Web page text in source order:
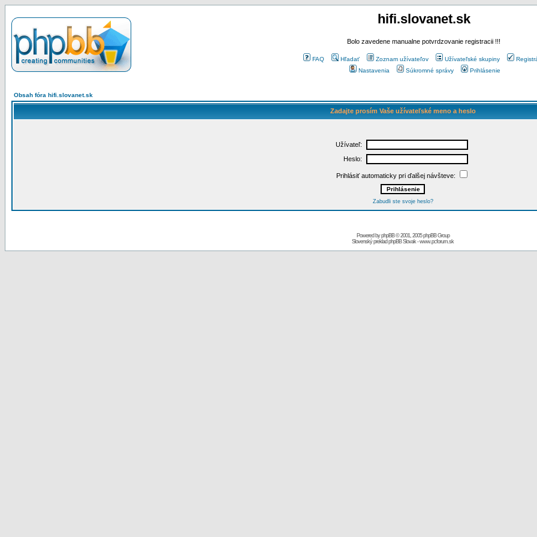
hifi.slovanet.sk
Bolo zavedene manualne potvrdzovanie registracii !!!
FAQ Hľadať Zoznam užívateľov Užívateľské skupiny
Nastavenia
Súkromné správy Prihlásenie
Obsah fóra hifi.slovanet.sk
Zadajte prosím Vaše užívateľské meno a heslo
Užívateľ:
Heslo:
Prihlásiť automaticky pri ďalšej návšteve:
Zabudli ste svoje heslo?
Powered byphpBB© 2001, 2005 phpBB Group
Slovenský preklad phpBB Slovak-www.pcforum.sk